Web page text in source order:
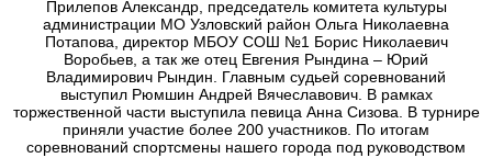
Прилепов Александр, председатель комитета культуры
администрации МО Узловский район Ольга Николаевна
Потапова, директор МБОУ СОШ №1 Борис Николаевич
Воробьев, а так же отец Евгения Рындина – Юрий
Владимирович Рындин. Главным судьей соревнований
выступил Рюмшин Андрей Вячеславович. В рамках
торжественной части выступила певица Анна Сизова. В турнире
приняли участие более 200 участников. По итогам
соревнований спортсмены нашего города под руководством